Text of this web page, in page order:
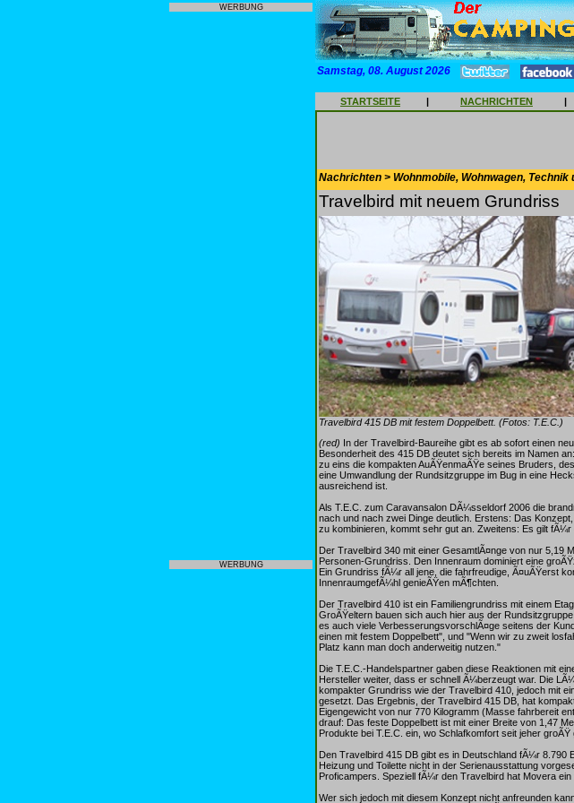
WERBUNG
WERBUNG
Samstag, 08. August 2026
STARTSEITE | NACHRICHTEN |
Nachrichten > Wohnmobile, Wohnwagen, Technik
Travelbird mit neuem Grundriss
Travelbird 415 DB mit festem Doppelbett. (Fotos: T.E.C.)
(red) In der Travelbird-Baureihe gibt es ab sofort einen
Besonderheit des 415 DB deutet sich bereits im Namen
zu eins die kompakten AuÃŸenmaÃŸe seines Bruders,
eine Umwandlung der Rundsitzgruppe im Bug in eine
ausreichend ist.
Als T.E.C. zum Caravansalon DÃ¼sseldorf 2006 die
nach und nach zwei Dinge deutlich. Erstens: Das
zu kombinieren, kommt sehr gut an. Zweitens: Es gilt
Der Travelbird 340 mit einer GesamtlÃ¤nge von nur 5,19
Personen-Grundriss. Den Innenraum dominiert eine
Ein Grundriss fÃ¼r all jene, die fahrfreudige, Ã¤uÃŸerst
InnenraumgefÃ¼hl genieÃŸen mÃ¶chten.
Der Travelbird 410 ist ein Familiengrundriss mit einem
GroÃŸeltern bauen sich auch hier aus der
es auch viele VerbesserungsvorschlÃ¤ge seitens der
einen mit festem Doppelbett", und "Wenn wir zu zweit
Platz kann man doch anderweitig nutzen."
Die T.E.C.-Handelspartner gaben diese Reaktionen mit
Hersteller weiter, dass er schnell Ã¼berzeugt war. Die
kompakter Grundriss wie der Travelbird 410, jedoch mit
gesetzt. Das Ergebnis, der Travelbird 415 DB, hat
Eigengewicht von nur 770 Kilogramm (Masse fahrbereit
drauf: Das feste Doppelbett ist mit einer Breite von 1,47
Produkte bei T.E.C. ein, wo Schlafkomfort seit jeher groÃŸ
Den Travelbird 415 DB gibt es in Deutschland fÃ¼r 8.790
Heizung und Toilette nicht in der Serienausstattung
Proficampers. Speziell fÃ¼r den Travelbird hat Movera
Wer sich jedoch mit diesem Konzept nicht anfreunden